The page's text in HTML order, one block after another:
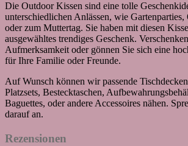
Die Outdoor Kissen sind eine tolle
unterschiedlichen Anlässen, wie Gartenparties,
oder zum Muttertag. Sie haben mit diesen
ausgewähltes trendiges Geschenk.
Aufmerksamkeit oder gönnen Sie sich eine
für Ihre Familie oder Freunde.
Auf Wunsch können wir passende
Platzsets, Bestecktaschen,
Baguettes, oder andere Accessoires nähen.
darauf an.
Rezensionen